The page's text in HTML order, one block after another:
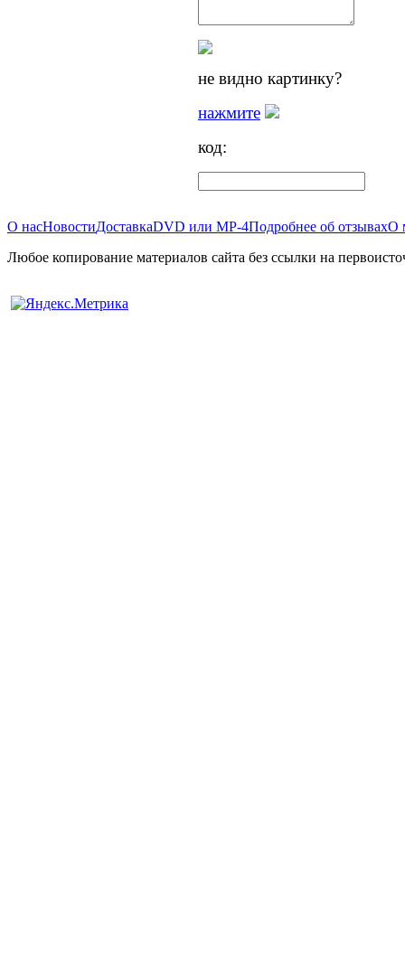
не видно картинку?
нажмите
код:
О насНовостиДоставкаDVD или MP-4Подробнее об отзывахО
Любое копирование материалов сайта без ссылки на